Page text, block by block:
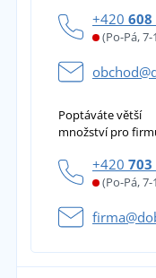
+420 608
(Po-Pá, 7-
Poptáváte větší
množství pro
+420 703
(Po-Pá, 7-